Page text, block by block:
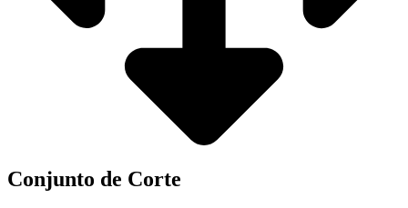
Conjunto de Corte